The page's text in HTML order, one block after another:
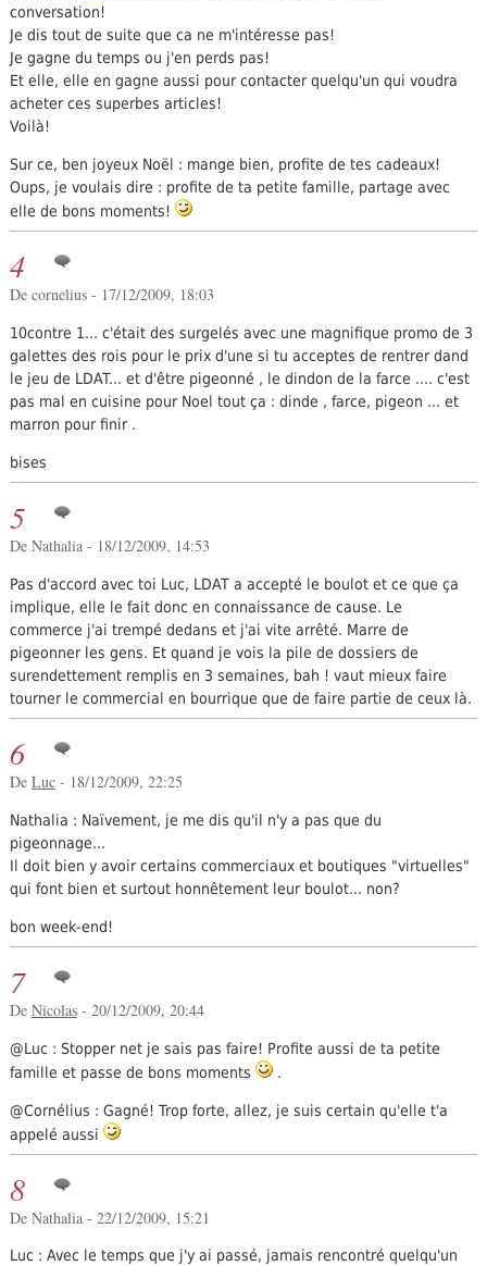
conversation!
Je dis tout de suite que ca ne m'intéresse pas!
Je gagne du temps ou j'en perds pas!
Et elle, elle en gagne aussi pour contacter quelqu'un qui voudra
acheter ces superbes articles!
Voilà!
Sur ce, ben joyeux Noël : mange bien, profite de tes cadeaux!
Oups, je voulais dire : profite de ta petite famille, partage avec
elle de bons moments!
4
De cornelius - 17/12/2009, 18:03
10contre 1... c'était des surgelés avec une magnifique promo de 3
galettes des rois pour le prix d'une si tu acceptes de rentrer dand
le jeu de LDAT... et d'être pigeonné , le dindon de la farce .... c'est
pas mal en cuisine pour Noel tout ça : dinde , farce, pigeon ... et
marron pour finir .
bises
5
De Nathalia - 18/12/2009, 14:53
Pas d'accord avec toi Luc, LDAT a accepté le boulot et ce que ça
implique, elle le fait donc en connaissance de cause. Le
commerce j'ai trempé dedans et j'ai vite arrêté. Marre de
pigeonner les gens. Et quand je vois la pile de dossiers de
surendettement remplis en 3 semaines, bah ! vaut mieux faire
tourner le commercial en bourrique que de faire partie de ceux là.
6
De Luc- 18/12/2009, 22:25
Nathalia : Naïvement, je me dis qu'il n'y a pas que du
pigeonnage...
Il doit bien y avoir certains commerciaux et boutiques "virtuelles"
qui font bien et surtout honnêtement leur boulot... non?
bon week-end!
7
De Nicolas- 20/12/2009, 20:44
@Luc : Stopper net je sais pas faire! Profite aussi de ta petite
famille et passe de bons moments
.
@Cornélius : Gagné! Trop forte, allez, je suis certain qu'elle t'a
appelé aussi
8
De Nathalia - 22/12/2009, 15:21
Luc : Avec le temps que j'y ai passé, jamais rencontré quelqu'un